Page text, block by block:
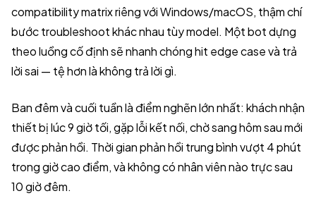
compatibility matrix riêng với Windows/macOS, thậm chí
bước troubleshoot khác nhau tùy model. Một bot dựng
theo luồng cố định sẽ nhanh chóng hit edge case và trả
lời sai — tệ hơn là không trả lời gì.
Ban đêm và cuối tuần là điểm nghẽn lớn nhất: khách nhận
thiết bị lúc 9 giờ tối, gặp lỗi kết nối, chờ sang hôm sau mới
được phản hồi. Thời gian phản hồi trung bình vượt 4 phút
trong giờ cao điểm, và không có nhân viên nào trực sau
10 giờ đêm.